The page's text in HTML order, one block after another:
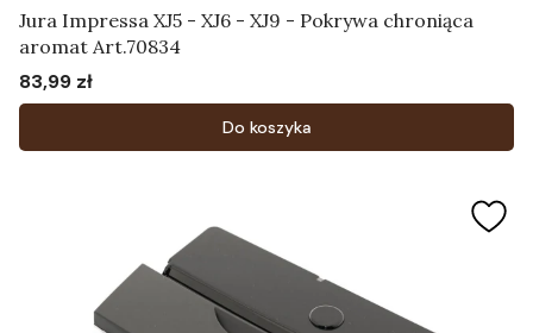
Jura Impressa XJ5 - XJ6 - XJ9 - Pokrywa chroniąca
aromat Art.70834
Cena
83,99 zł
Do koszyka